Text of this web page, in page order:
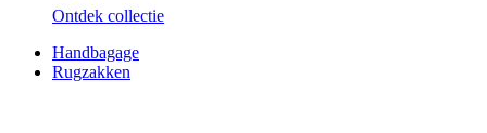
Ontdek collectie
Handbagage
Rugzakken